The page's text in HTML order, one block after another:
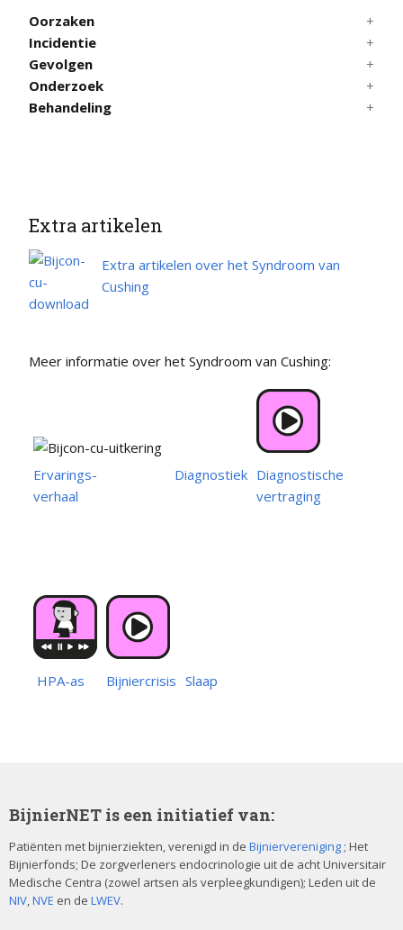
Oorzaken
Incidentie
Gevolgen
Onderzoek
Behandeling
Extra artikelen
Extra artikelen over het Syndroom van
Cushing
Meer informatie over het Syndroom van Cushing:
Ervarings-
verhaal
Diagnostiek Diagnostische
vertraging
HPA-as Bijniercrisis Slaap
BijnierNET is een initiatief van:
Patiënten met bijnierziekten, verenigd in de Bijniervereniging ; Het
Bijnierfonds; De zorgverleners endocrinologie uit de acht Universitair
Medische Centra (zowel artsen als verpleegkundigen); Leden uit de
NIV,NVE en de LWEV.